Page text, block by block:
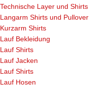
Technische Layer und Shirts
Langarm Shirts und Pullover
Kurzarm Shirts
Lauf Bekleidung
Lauf Shirts
Lauf Jacken
Lauf Shirts
Lauf Hosen